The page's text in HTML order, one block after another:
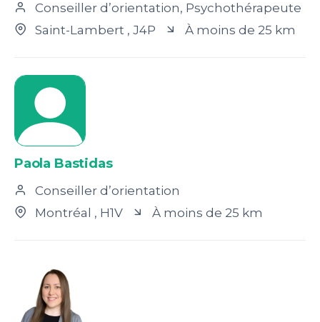
Conseiller d’orientation, Psychothérapeute
Saint-Lambert , J4P À moins de 25 km
Paola Bastidas
Conseiller d’orientation
Montréal , H1V À moins de 25 km